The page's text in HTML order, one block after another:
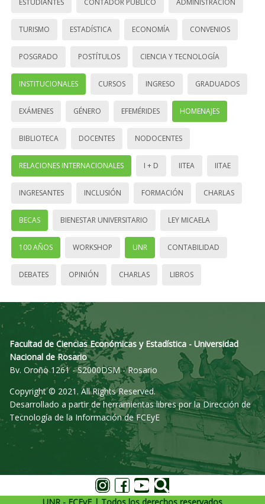
ESTUDIANTES CONTADOR PÚBLICO ADMINISTRACIÓN
TURISMO ESTADÍSTICA ECONOMÍA CONVENIOS
POSGRADO POSTÍTULOS CIENCIA Y TECNOLOGÍA
INSTITUCIONALES CURSOS INGRESO GRADUADOS
EXÁMENES GÉNERO EFEMÉRIDES HOMENAJES
BIBLIOTECA DOCENTES NODOCENTES
RELACIONES INTERNACIONALES I + D IITEA IITAE
INGRESANTES INCLUSIÓN FORMACIÓN CHARLAS
BECAS BIENESTAR UNIVERSITARIO LEY MICAELA
100 AÑOS WORKSHOP UNR CONTABILIDAD
DEBATES OPINIÓN CHARLAS LIBROS
Facultad de Ciencias Económicas y Estadística - Universidad
Nacional de Rosario
Bv. Oroño 1261 - S2000DSM - Rosario
Copyright © 2021. All Rights Reserved.
Desarrollado a partir de herramientas libres por la Dirección de
Tecnología de la Información de FCEyE